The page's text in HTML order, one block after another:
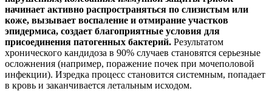
начинает активно распространяться по слизистым или
коже, вызывает воспаление и отмирание участков
эпидермиса, создает благоприятные условия для
присоединения патогенных бактерий. Результатом
хронического кандидоза в 90% случаев становятся серьезные
осложнения (например, поражение почек при мочеполовой
инфекции). Изредка процесс становится системным, попадает
в кровь и заканчивается летальным исходом.